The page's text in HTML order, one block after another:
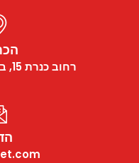
רחוב כנרת 15, בני-ברק 5120260 ישראל